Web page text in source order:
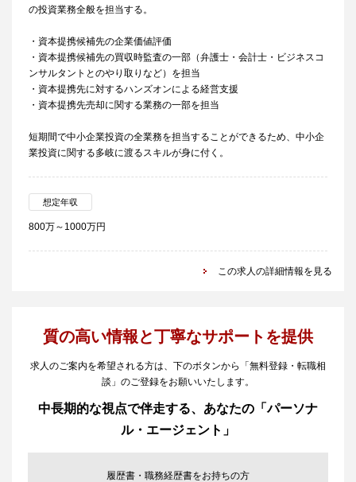
の投資業務全般を担当する。
・資本提携候補先の企業価値評価
・資本提携候補先の買収時監査の一部（弁護士・会計士・ビジネスコ
ンサルタントとのやり取りなど）を担当
・資本提携先に対するハンズオンによる経営支援
・資本提携先売却に関する業務の一部を担当
短期間で中小企業投資の全業務を担当することができるため、中小企
業投資に関する多岐に渡るスキルが身に付く。
想定年収
800万～1000万円
この求人の詳細情報を見る
質の高い情報と丁寧なサポートを提供
求人のご案内を希望される方は、下のボタンから「無料登録・転職相
談」のご登録をお願いいたします。
中長期的な視点で伴走する、あなたの「パーソナ
ル・エージェント」
履歴書・職務経歴書をお持ちの方